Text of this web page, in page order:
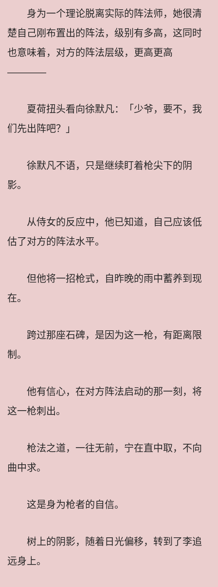
身为一个理论脱离实际的阵法师，她很清
楚自己刚布置出的阵法，级别有多高，这同时
也意味着，对方的阵法层级，更高更高
————
夏荷扭头看向徐默凡：「少爷，要不，我
们先出阵吧？」
徐默凡不语，只是继续盯着枪尖下的阴
影。
从侍女的反应中，他已知道，自己应该低
估了对方的阵法水平。
但他将一招枪式，自昨晚的雨中蓄养到现
在。
跨过那座石碑，是因为这一枪，有距离限
制。
他有信心，在对方阵法启动的那一刻，将
这一枪刺出。
枪法之道，一往无前，宁在直中取，不向
曲中求。
这是身为枪者的自信。
树上的阴影，随着日光偏移，转到了李追
远身上。